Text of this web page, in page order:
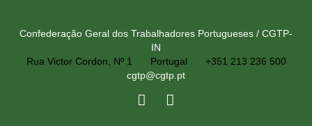
Confederação Geral dos Trabalhadores Portugueses / CGTP-
IN
Rua Victor Cordon, Nº 1
Portugal
+351 213 236 500
cgtp@cgtp.pt